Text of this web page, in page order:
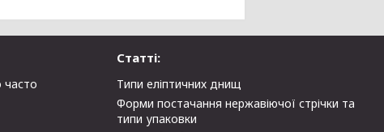
часто
Статті:
Типи еліптичних днищ
Форми постачання нержавіючої стрічки та
типи упаковки